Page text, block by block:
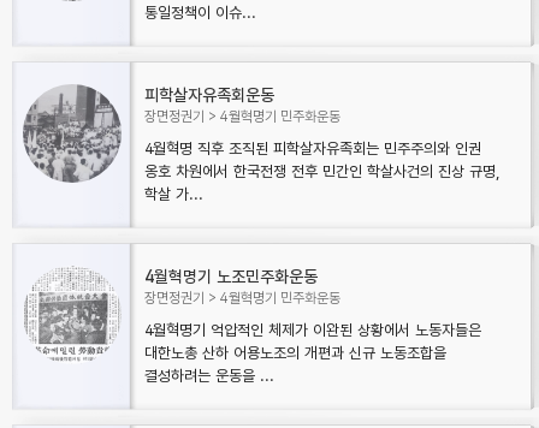
통일정책이 이슈...
피학살자유족회운동
장면정권기 4월혁명기 민주화운동
4월혁명 직후 조직된 피학살자유족회는 민주주의와 인권
옹호 차원에서 한국전쟁 전후 민간인 학살사건의 진상 규명,
학살 가...
4월혁명기 노조민주화운동
장면정권기 4월혁명기 민주화운동
4월혁명기 억압적인 체제가 이완된 상황에서 노동자들은
대한노총 산하 어용노조의 개편과 신규 노동조합을
결성하려는 운동을 ...